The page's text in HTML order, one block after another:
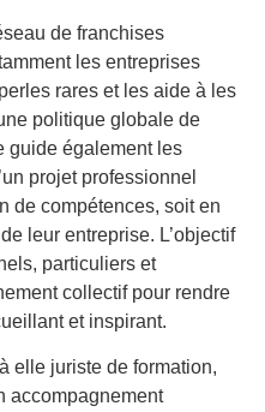
de franchises
les entreprises
rares et les aide à les
politique globale de
guide également les
projet professionnel
de compétences, soit en
leur entreprise. L’objectif
particuliers et
collectif pour rendre
et inspirant.
elle juriste de formation,
accompagnement